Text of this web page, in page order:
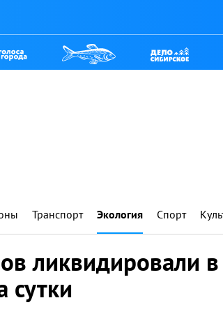
Транспорт Экология Спорт
ликвидировали в
сутки